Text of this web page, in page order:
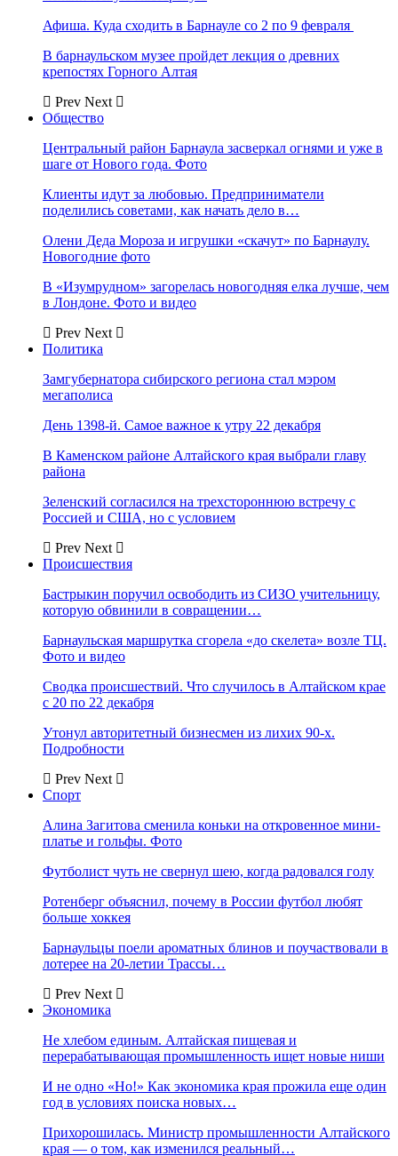
Афиша. Куда сходить в Барнауле со 2 по 9 февраля
В барнаульском музее пройдет лекция о древних
крепостях Горного Алтая
Prev Next
Общество
Центральный район Барнаула засверкал огнями и уже в
шаге от Нового года. Фото
Клиенты идут за любовью. Предприниматели
поделились советами, как начать дело в…
Олени Деда Мороза и игрушки «скачут» по Барнаулу.
Новогодние фото
В «Изумрудном» загорелась новогодняя елка лучше, чем
в Лондоне. Фото и видео
Prev Next
Политика
Замгубернатора сибирского региона стал мэром
мегаполиса
День 1398-й. Самое важное к утру 22 декабря
В Каменском районе Алтайского края выбрали главу
района
Зеленский согласился на трехстороннюю встречу с
Россией и США, но с условием
Prev Next
Происшествия
Бастрыкин поручил освободить из СИЗО учительницу,
которую обвинили в совращении…
Барнаульская маршрутка сгорела «до скелета» возле ТЦ.
Фото и видео
Сводка происшествий. Что случилось в Алтайском крае
с 20 по 22 декабря
Утонул авторитетный бизнесмен из лихих 90-х.
Подробности
Prev Next
Спорт
Алина Загитова сменила коньки на откровенное мини-
платье и гольфы. Фото
Футболист чуть не свернул шею, когда радовался голу
Ротенберг объяснил, почему в России футбол любят
больше хоккея
Барнаульцы поели ароматных блинов и поучаствовали в
лотерее на 20-летии Трассы…
Prev Next
Экономика
Не хлебом единым. Алтайская пищевая и
перерабатывающая промышленность ищет новые ниши
И не одно «Но!» Как экономика края прожила еще один
год в условиях поиска новых…
Прихорошилась. Министр промышленности Алтайского
края — о том, как изменился реальный…